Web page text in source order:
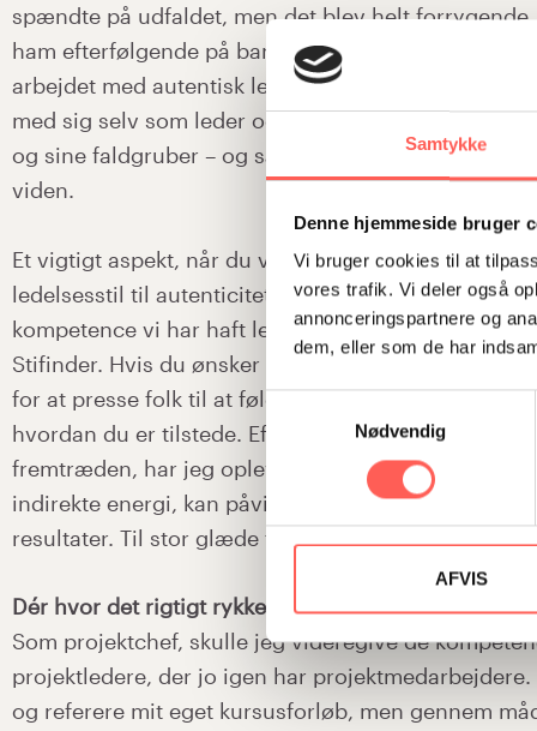
Samtykke
Denne hjemmeside bruger
Vi bruger cookies til at
vores trafik. Vi deler også
annonceringspartnere og
dem, eller som de har
Samtykkevalg
Nødvendig
AFVIS
spændte på udfaldet, men det blev helt
ham efterfølgende på banen to gange yderligere.
arbejdet med autentisk ledelsesstil – dét at komme
med sig selv som leder og afdække, hvor man har
og sine faldgruber – og så selvfølgelig, hvordan du
viden.
Et vigtigt aspekt, når du vil bevæge dig fra den
ledelsesstil til autenticitet er nonverbal
kompetence vi har haft lejlighed til at træne i
Stifinder. Hvis du ønsker at skabe naturligt
for at presse folk til at følge dig, så handler det i
hvordan du er tilstede. Efter at have arbejdet
fremtræden, har jeg oplevet, hvordan jeg med min
indirekte energi, kan påvirke stemninger,
resultater. Til stor glæde for mig selv og andre.
Dér hvor det rigtigt rykker
Som projektchef, skulle jeg videregive de
projektledere, der jo igen har projektmedarbejdere.
og referere mit eget kursusforløb, men gennem